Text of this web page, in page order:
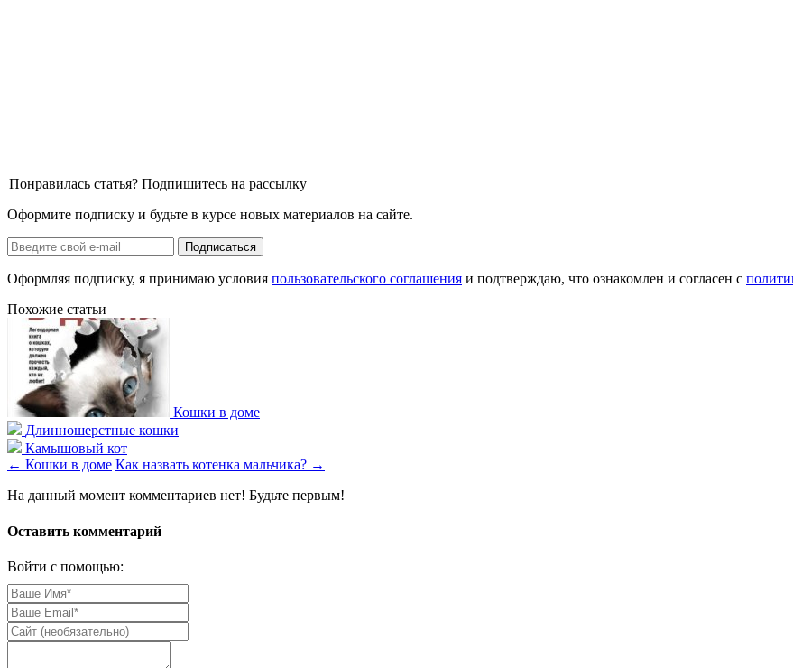
Понравилась статья? Подпишитесь на рассылку
Оформите подписку и будьте в курсе новых материалов на сайте.
Оформляя подписку, я принимаю условия пользовательского соглашения и подтверждаю, что ознакомлен и согласен с
Похожие статьи
Кошки в доме
Длинношерстные кошки
Камышовый кот
← Кошки в доме Как назвать котенка мальчика? →
На данный момент комментариев нет! Будьте первым!
Оставить комментарий
Войти с помощью: